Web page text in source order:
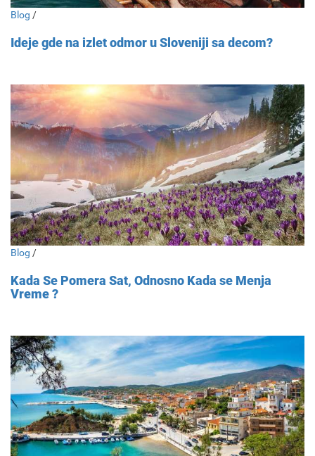
Blog /
Ideje gde na izlet odmor u Sloveniji sa decom?
Blog /
Kada Se Pomera Sat, Odnosno Kada se Menja
Vreme ?